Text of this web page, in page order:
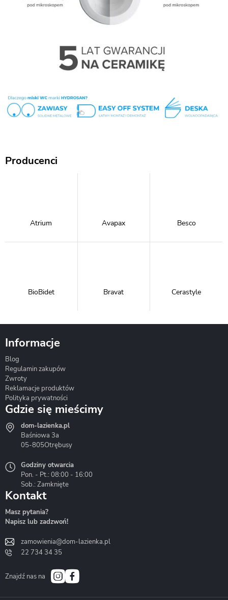
Producenci
Atrium Avapax Besco
BioBidet Bravat Cerastyle
Hydrostop
Liveno
Bath&Spa
Informacje
Blog
Regulamin zakupów
Zwroty
Reklamacje produktów
Polityka prywatności
Gdzie się mieścimy
dom-lazienka.pl
Baśniowa 3a
05-805Otrębusy
Godziny otwarcia
Pon. - Pt.: 08:00 - 16:00
Sob.: Zamknięte
Kontakt
Masz pytania?
Napisz lub zadzwoń!
zamowienia@dom-lazienka.pl
22 734 34 35
Znajdź nas na